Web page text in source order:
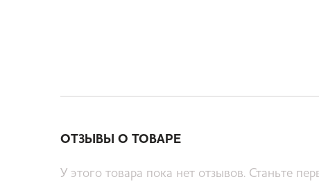
ОТЗЫВЫ О ТОВАРЕ
У этого товара пока нет отзывов. Станьте